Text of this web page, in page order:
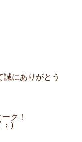
にありがとう
ク！
；)